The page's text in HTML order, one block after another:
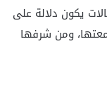
يكون دلالة على
ومن شرفها